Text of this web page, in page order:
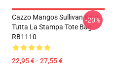
Cazzo Mangos Sullivan King
Tutta La Stampa Tote Bag
RB1110
22,95 € - 27,55 €
-20%